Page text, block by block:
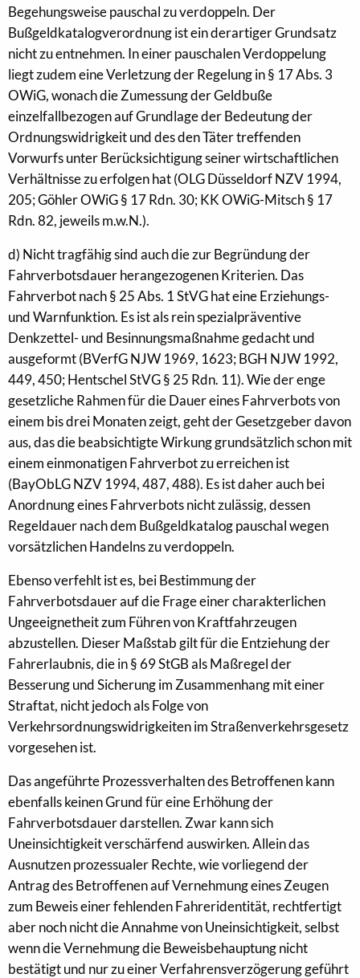
Begehungsweise pauschal zu verdoppeln. Der
Bußgeldkatalogverordnung ist ein derartiger Grundsatz
nicht zu entnehmen. In einer pauschalen Verdoppelung
liegt zudem eine Verletzung der Regelung in § 17 Abs. 3
OWiG, wonach die Zumessung der Geldbuße
einzelfallbezogen auf Grundlage der Bedeutung der
Ordnungswidrigkeit und des den Täter treffenden
Vorwurfs unter Berücksichtigung seiner wirtschaftlichen
Verhältnisse zu erfolgen hat (OLG Düsseldorf NZV 1994,
205; Göhler OWiG § 17 Rdn. 30; KK OWiG-Mitsch § 17
Rdn. 82, jeweils m.w.N.).
d) Nicht tragfähig sind auch die zur Begründung der
Fahrverbotsdauer herangezogenen Kriterien. Das
Fahrverbot nach § 25 Abs. 1 StVG hat eine Erziehungs-
und Warnfunktion. Es ist als rein spezialpräventive
Denkzettel- und Besinnungsmaßnahme gedacht und
ausgeformt (BVerfG NJW 1969, 1623; BGH NJW 1992,
449, 450; Hentschel StVG § 25 Rdn. 11). Wie der enge
gesetzliche Rahmen für die Dauer eines Fahrverbots von
einem bis drei Monaten zeigt, geht der Gesetzgeber davon
aus, das die beabsichtigte Wirkung grundsätzlich schon mit
einem einmonatigen Fahrverbot zu erreichen ist
(BayObLG NZV 1994, 487, 488). Es ist daher auch bei
Anordnung eines Fahrverbots nicht zulässig, dessen
Regeldauer nach dem Bußgeldkatalog pauschal wegen
vorsätzlichen Handelns zu verdoppeln.
Ebenso verfehlt ist es, bei Bestimmung der
Fahrverbotsdauer auf die Frage einer charakterlichen
Ungeeignetheit zum Führen von Kraftfahrzeugen
abzustellen. Dieser Maßstab gilt für die Entziehung der
Fahrerlaubnis, die in § 69 StGB als Maßregel der
Besserung und Sicherung im Zusammenhang mit einer
Straftat, nicht jedoch als Folge von
Verkehrsordnungswidrigkeiten im Straßenverkehrsgesetz
vorgesehen ist.
Das angeführte Prozessverhalten des Betroffenen kann
ebenfalls keinen Grund für eine Erhöhung der
Fahrverbotsdauer darstellen. Zwar kann sich
Uneinsichtigkeit verschärfend auswirken. Allein das
Ausnutzen prozessualer Rechte, wie vorliegend der
Antrag des Betroffenen auf Vernehmung eines Zeugen
zum Beweis einer fehlenden Fahreridentität, rechtfertigt
aber noch nicht die Annahme von Uneinsichtigkeit, selbst
wenn die Vernehmung die Beweisbehauptung nicht
bestätigt und nur zu einer Verfahrensverzögerung geführt